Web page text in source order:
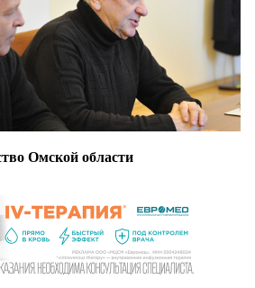
Омской области